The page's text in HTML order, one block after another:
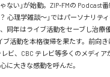
ない」が始動。ZIP-FMの Podcast
心理学雑談〜」ではパーソナリテ
同年はライブ活動をセーブし治療
活動を本格復帰を果たす。前向き
ビ、CBC テレビ等多くのメディ
に大きな感動を呼んだ。